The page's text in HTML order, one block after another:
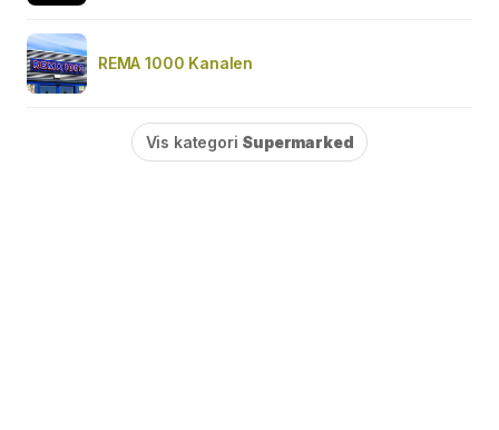
REMA 1000 Kanalen
Vis kategori Supermarked